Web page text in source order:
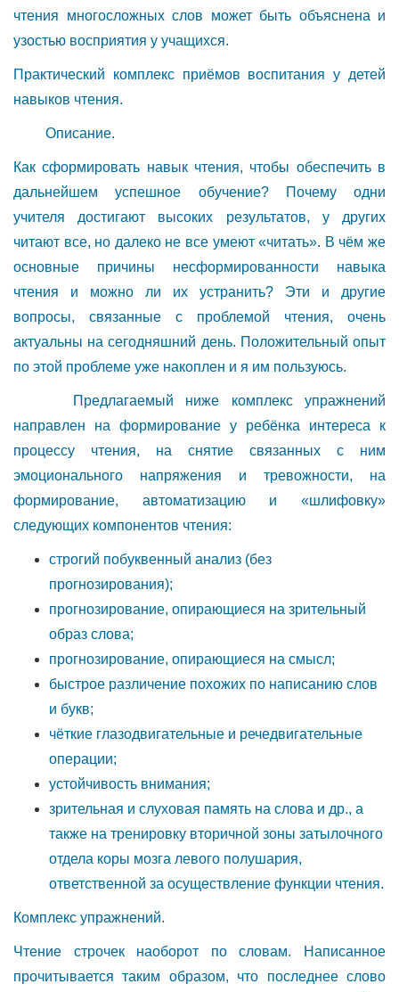
чтения многосложных слов может быть объяснена и
узостью восприятия у учащихся.
Практический комплекс приёмов воспитания у детей
навыков чтения.
Описание.
Как сформировать навык чтения, чтобы обеспечить в
дальнейшем успешное обучение? Почему одни
учителя достигают высоких результатов, у других
читают все, но далеко не все умеют «читать». В чём же
основные причины несформированности навыка
чтения и можно ли их устранить? Эти и другие
вопросы, связанные с проблемой чтения, очень
актуальны на сегодняшний день. Положительный опыт
по этой проблеме уже накоплен и я им пользуюсь.
Предлагаемый ниже комплекс упражнений
направлен на формирование у ребёнка интереса к
процессу чтения, на снятие связанных с ним
эмоционального напряжения и тревожности, на
формирование, автоматизацию и «шлифовку»
следующих компонентов чтения:
строгий побуквенный анализ (без
прогнозирования);
прогнозирование, опирающиеся на зрительный
образ слова;
прогнозирование, опирающиеся на смысл;
быстрое различение похожих по написанию слов
и букв;
чёткие глазодвигательные и речедвигательные
операции;
устойчивость внимания;
зрительная и слуховая память на слова и др., а
также на тренировку вторичной зоны затылочного
отдела коры мозга левого полушария,
ответственной за осуществление функции чтения.
Комплекс упражнений.
Чтение строчек наоборот по словам. Написанное
прочитывается таким образом, что последнее слово